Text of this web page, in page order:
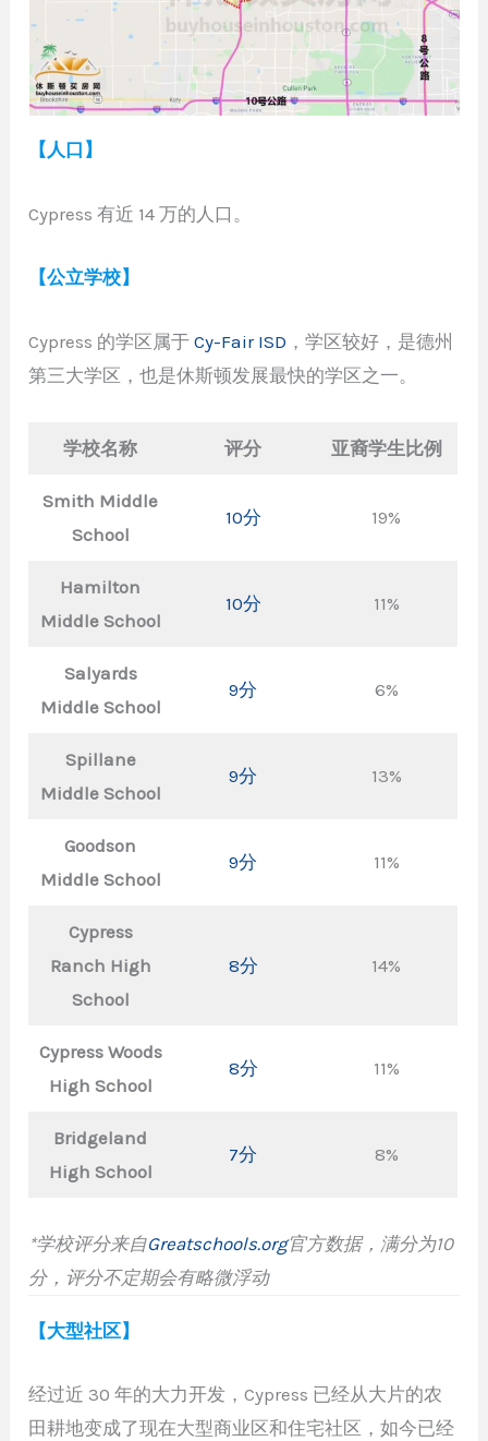
【人口】
Cypress 有近 14 万的人口。
【公立学校】
Cypress 的学区属于Cy-Fair ISD ，学区较好，是德州
第三大学区，也是休斯顿发展最快的学区之一。
学校名称 评分 亚裔学生比例
Smith Middle
School
10分 19%
Hamilton
Middle School
10分 11%
Salyards
Middle School
9分 6%
Spillane
Middle School
9分 13%
Goodson
Middle School
9分 11%
Cypress
Ranch High
School
8分 14%
Cypress Woods
High School
8分 11%
Bridgeland
High School
7分 8%
*学校评分来自Greatschools.org官方数据，满分为10
分， 评分不定期会有略微浮动
【大型社区】
经过近 30 年的大力开发，Cypress 已经从大片的农
田耕地变成了现在大型商业区和住宅社区，如今已经